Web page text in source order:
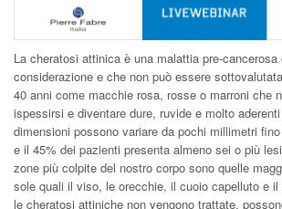
La cheratosi attinica è una malattia pre-cancerosa
considerazione e che non può essere
40 anni come macchie rosa, rosse o marroni che
ispessirsi e diventare dure, ruvide e molto
dimensioni possono variare da pochi millimetri
e il 45% dei pazienti presenta almeno sei o più
zone più colpite del nostro corpo sono quelle
sole quali il viso, le orecchie, il cuoio capelluto e
le cheratosi attiniche non vengono trattate,